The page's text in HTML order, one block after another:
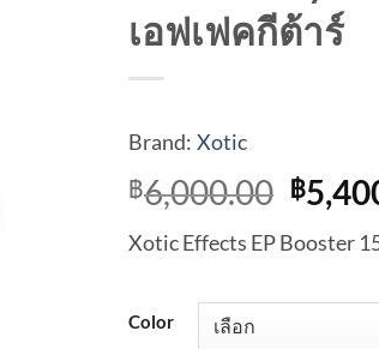
เอฟเฟคกีต้าร์
Brand: Xotic
฿6,000.00
price
was:
฿
Xotic Effects EP Booster
Color